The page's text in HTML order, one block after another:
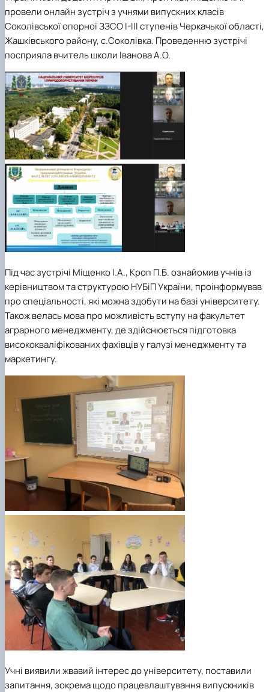
провели онлайн зустріч з учнями випускних класів
Соколівської опорної ЗЗСО І-ІІІ ступенів Черкачької області,
Жашківського району, с.Соколівка. Проведенню зустрічі
посприяла вчитель школи Іванова А.О.
Під час зустрічі МіщенкоІ.А., Кроп П.Б.ознайомив учнів із
керівництвом та структурою НУБіП України, проінформував
про спеціальності, які можна здобути на базі університету.
Також велась мова про можливість вступу нафакультет
аграрного менеджменту, де здійснюється підготовка
висококваліфікованих фахівців у галузі менеджменту та
маркетингу.
Учні виявили жвавий інтерес до університету, поставили
запитання, зокрема щодо працевлаштування випускників